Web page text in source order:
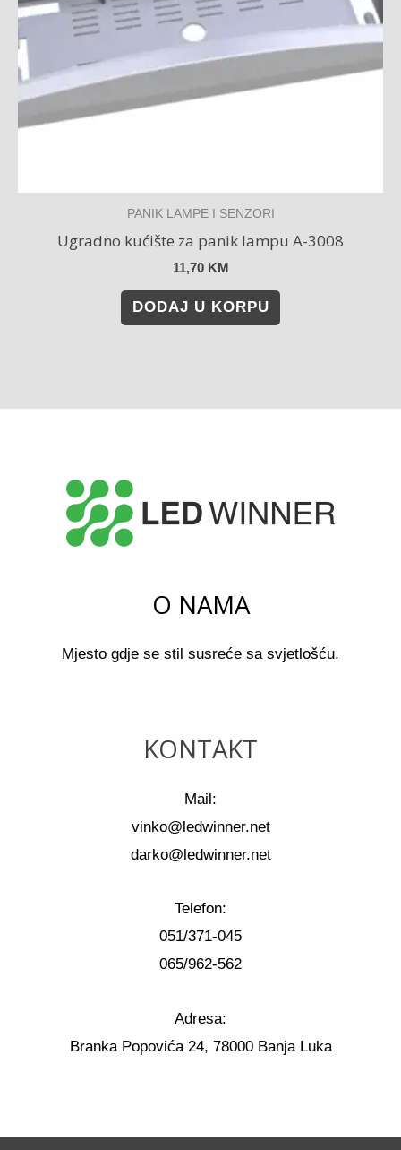
PANIK LAMPE I SENZORI
Ugradno kućište za panik lampu A-3008
11,70 KM
DODAJ U KORPU
O NAMA
Mjesto gdje se stil susreće sa svjetlošću.
KONTAKT
Mail:
vinko@ledwinner.net
darko@ledwinner.net
Telefon:
051/371-045
065/962-562
Adresa:
Branka Popovića 24, 78000 Banja Luka